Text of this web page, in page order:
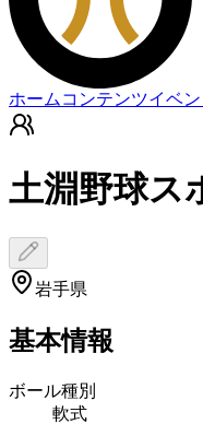
ホーム コンテンツイベン
土淵野球ス
岩手県
基本情報
ボール種別
軟式